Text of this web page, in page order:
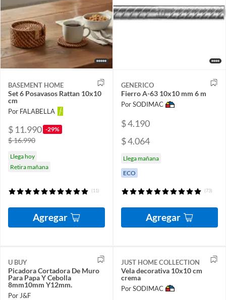
BASEMENT HOME
Set 6 Posavasos Rattan 10x10
cm
Por FALABELLA
$ 11.990 -29%
$ 16.990
Llega hoy
Retira mañana
(11)
Agregar
GENERICO
Fierro A-63 10x10 mm 6 m
Por SODIMAC
$ 4.190
$ 4.064
Llega mañana
ECO
(73)
Agregar
U BUY
Picadora Cortadora De Muro
Para Papa Y Cebolla
8mm10mm Y12mm.
Por J&F
JUST HOME COLLECTION
Vela decorativa 10x10 cm
crema
Por SODIMAC